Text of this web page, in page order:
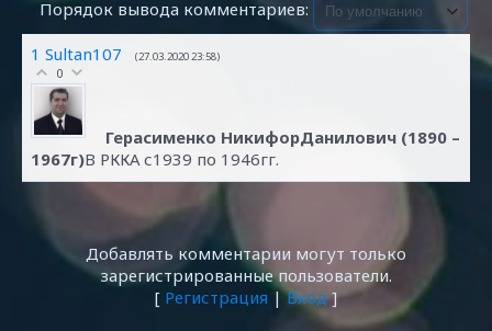
Порядок вывода комментариев:
1 Sultan107 (27.03.2020 23:58)
0
Герасименко НикифорДанилович (1890 –
1967г)В РККА с1939 по 1946гг.
Добавлять комментарии могут только
зарегистрированные пользователи.
[ Регистрация |Вход]